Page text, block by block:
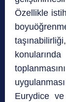
Özellikle
Eurydice